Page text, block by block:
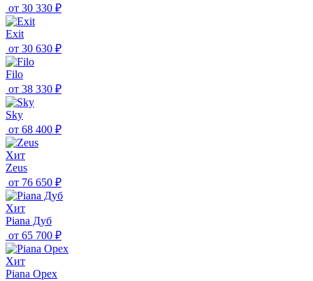
от 30 330 ₽
Exit
от 30 630 ₽
Filo
от 38 330 ₽
Sky
от 68 400 ₽
Хит
Zeus
от 76 650 ₽
Хит
Piana Дуб
от 65 700 ₽
Хит
Piana Орех